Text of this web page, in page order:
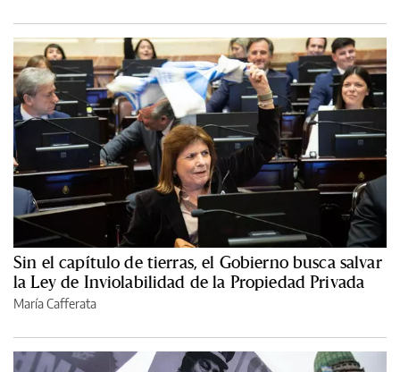
Sin el capítulo de tierras, el Gobierno busca salvar
la Ley de Inviolabilidad de la Propiedad Privada
María Cafferata